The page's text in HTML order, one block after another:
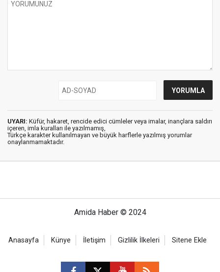
UYARI: Küfür, hakaret, rencide edici cümleler veya imalar, inançlara saldırı
içeren, imla kuralları ile yazılmamış,
Türkçe karakter kullanılmayan ve büyük harflerle yazılmış yorumlar
onaylanmamaktadır.
Amida Haber © 2024
Anasayfa Künye İletişim Gizlilik İlkeleri Sitene Ekle